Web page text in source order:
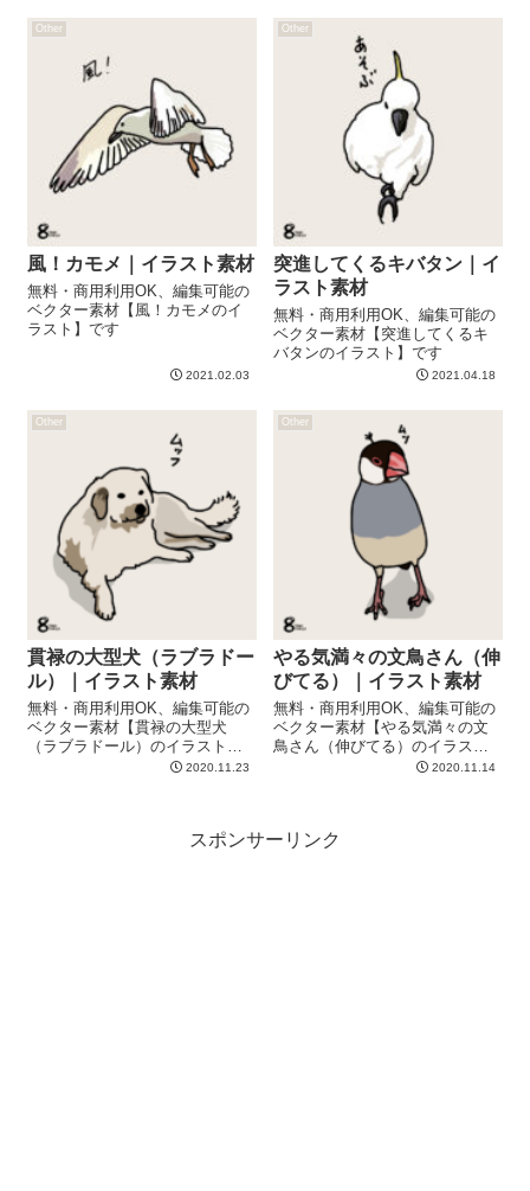
Other
風！カモメ｜イラスト素材
無料・商用利用OK、編集可能の
ベクター素材【風！カモメのイ
ラスト】です
2021.02.03
Other
突進してくるキバタン｜イ
ラスト素材
無料・商用利用OK、編集可能の
ベクター素材【突進してくるキ
バタンのイラスト】です
2021.04.18
Other
貫禄の大型犬（ラブラドー
ル）｜イラスト素材
無料・商用利用OK、編集可能の
ベクター素材【貫禄の大型犬
（ラブラドール）のイラスト】
2020.11.23
Other
やる気満々の文鳥さん（伸
びてる）｜イラスト素材
無料・商用利用OK、編集可能の
ベクター素材【やる気満々の文
鳥さん（伸びてる）のイラス
2020.11.14
スポンサーリンク